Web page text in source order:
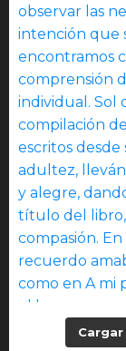
Cargar